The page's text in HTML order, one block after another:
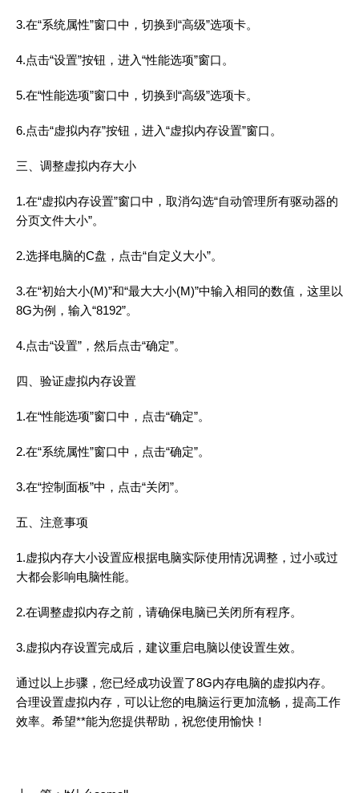
3.在“系统属性”窗口中，切换到“高级”选项卡。
4.点击“设置”按钮，进入“性能选项”窗口。
5.在“性能选项”窗口中，切换到“高级”选项卡。
6.点击“虚拟内存”按钮，进入“虚拟内存设置”窗口。
三、调整虚拟内存大小
1.在“虚拟内存设置”窗口中，取消勾选“自动管理所有驱动器的
分页文件大小”。
2.选择电脑的C盘，点击“自定义大小”。
3.在“初始大小(M)”和“最大大小(M)”中输入相同的数值，这里以
8G为例，输入“8192”。
4.点击“设置”，然后点击“确定”。
四、验证虚拟内存设置
1.在“性能选项”窗口中，点击“确定”。
2.在“系统属性”窗口中，点击“确定”。
3.在“控制面板”中，点击“关闭”。
五、注意事项
1.虚拟内存大小设置应根据电脑实际使用情况调整，过小或过
大都会影响电脑性能。
2.在调整虚拟内存之前，请确保电脑已关闭所有程序。
3.虚拟内存设置完成后，建议重启电脑以使设置生效。
通过以上步骤，您已经成功设置了8G内存电脑的虚拟内存。
合理设置虚拟内存，可以让您的电脑运行更加流畅，提高工作
效率。希望**能为您提供帮助，祝您使用愉快！